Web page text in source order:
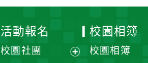
活動報名
校園社團
校園相簿
校園相簿